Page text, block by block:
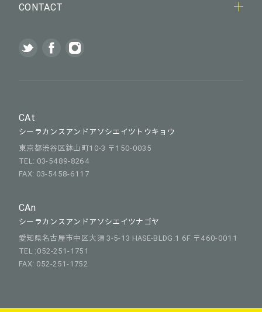
CONTACT
CAt
シーラカンスアンドアソシエイツトウキョウ
東京都渋谷区鉢山町10-3 〒150-0035
TEL: 03-5489-8264
FAX: 03-5458-6117
CAn
シーラカンスアンドアソシエイツナゴヤ
愛知県名古屋市中区大須 3-5-13 HASE-BLDG.1 6F 〒460-0011
TEL :052-251-1751
FAX: 052-251-1752